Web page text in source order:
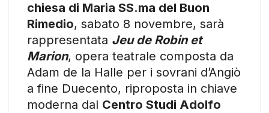
chiesa di Maria SS.ma del Buon
Rimedio, sabato 8 novembre, sarà
rappresentata Jeu de Robin et
Marion, opera teatrale composta da
Adam de la Halle per i sovrani d’Angiò
a fine Duecento, riproposta in chiave
moderna dal Centro Studi Adolfo